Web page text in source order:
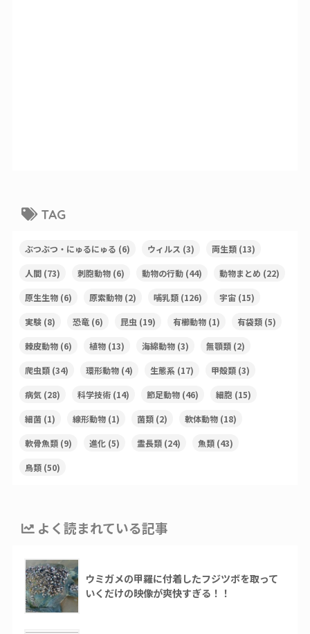
TAG
ぶつぶつ・にゅるにゅる (6) ウィルス (3) 両生類(13)
人間(73) 刺胞動物(6) 動物の行動(44) 動物まとめ (22)
原生生物(6) 原索動物(2) 哺乳類(126) 宇宙(15)
実験(8) 恐竜(6) 昆虫 (19) 有櫛動物(1) 有袋類(5)
棘皮動物(6) 植物(13) 海綿動物(3) 無顎類(2)
爬虫類(34) 環形動物(4) 生態系(17) 甲殻類(3)
病気(28) 科学技術(14) 節足動物(46) 細胞 (15)
細菌(1) 線形動物(1) 菌類(2) 軟体動物(18)
軟骨魚類(9) 進化(5) 霊長類(24) 魚類(43)
鳥類(50)
よく読まれている記事
ウミガメの甲羅に付着したフジツボを取って
いくだけの映像が爽快すぎる！！